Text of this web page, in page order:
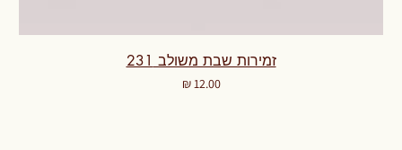
זמירות שבת משולב 231
מחיר‏12.00 ‏₪